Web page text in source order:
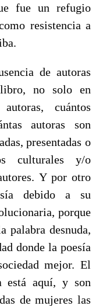
fue un refugio
resistencia a
de autoras
no solo en
cuántos
autoras son
presentadas o
culturales y/o
Y por otro
debido a su
porque
palabra desnuda,
donde la poesía
mejor. El
está aquí, y son
de mujeres las